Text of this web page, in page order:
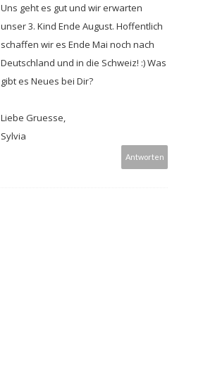
Uns geht es gut und wir erwarten
unser 3. Kind Ende August. Hoffentlich
schaffen wir es Ende Mai noch nach
Deutschland und in die Schweiz! :) Was
gibt es Neues bei Dir?
Liebe Gruesse,
Sylvia
Antworten